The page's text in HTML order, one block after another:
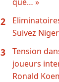
2
Suivez
3
Tension
joueurs
Ronald